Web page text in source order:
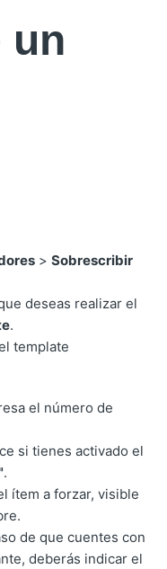
un
>Sobrescribir
deseas realizar el
.
template
el número de
si tienes activado el
.
ítem a forzar, visible
de que cuentes con
deberás indicar el